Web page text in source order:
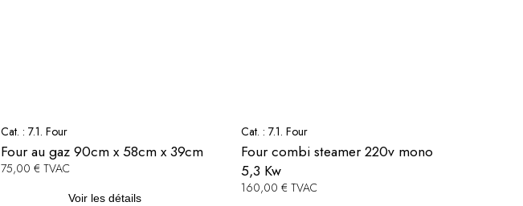
Cat. : 7.1. Four
Four au gaz 90cm x 58cm x 39cm
75,00 € TVAC
Voir les détails
Cat. :7.1. Four
Four combi steamer 220v mono
5,3 Kw
160,00 € TVAC